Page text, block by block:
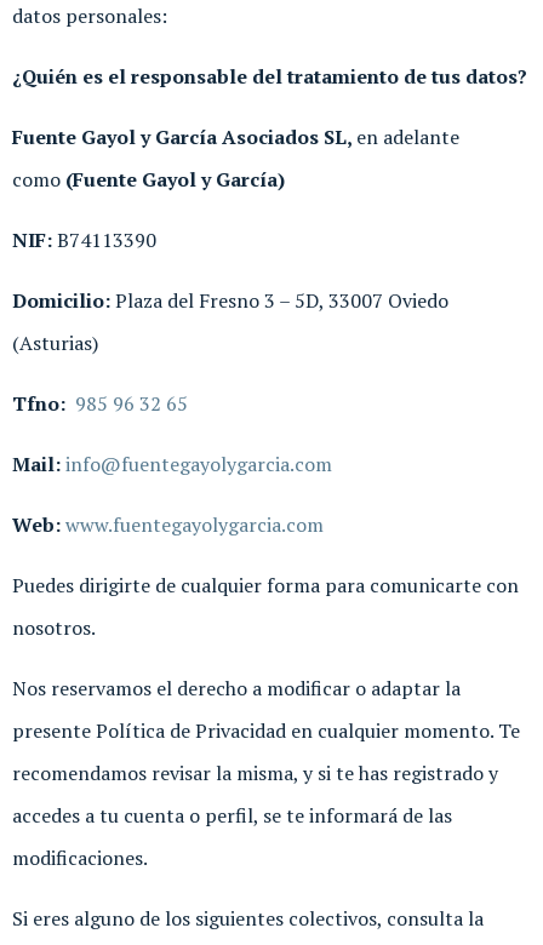
datos personales:
¿Quién es el responsable del tratamiento de tus datos?
Fuente Gayol y García Asociados SL, en adelante
como (Fuente Gayol y García)
NIF:B74113390
Domicilio:Plaza del Fresno 3 – 5D, 33007 Oviedo
(Asturias)
Tfno: 985 96 32 65
Mail:info@fuentegayolygarcia.com
Web:www.fuentegayolygarcia.com
Puedes dirigirte de cualquier forma para comunicarte con
nosotros.
Nos reservamos el derecho a modificar o adaptar la
presente Política de Privacidad en cualquier momento. Te
recomendamos revisar la misma, y si te has registrado y
accedes a tu cuenta o perfil, se te informará de las
modificaciones.
Si eres alguno de los siguientes colectivos, consulta la